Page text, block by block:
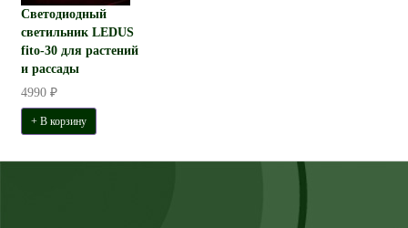
Светодиодный
светильник LEDUS
fito-30 для растений
и рассады
4990 ₽
+ В корзину